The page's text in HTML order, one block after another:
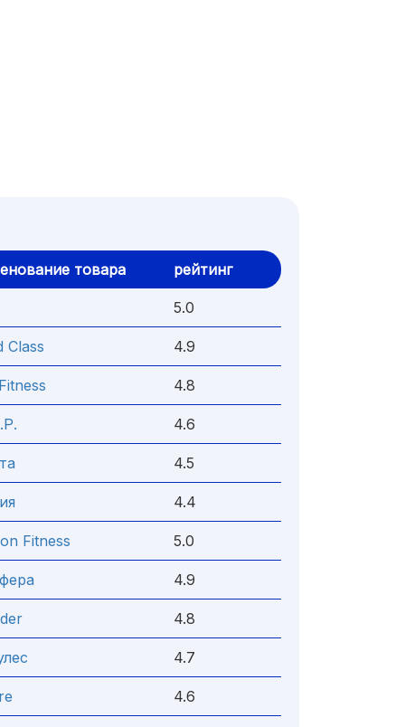
товара рейтинг
5.0
Class 4.9
4.8
4.6
4.5
4.4
Fitness 5.0
4.9
4.8
4.7
4.6